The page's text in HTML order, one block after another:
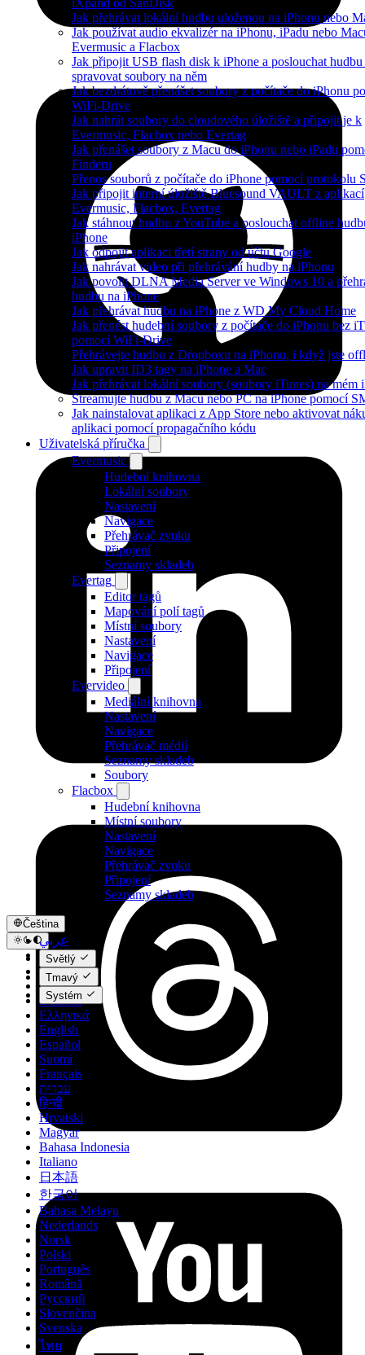
iXpand od SanDisk
Jak přehrávat lokální hudbu uloženou na iPhonu nebo
Jak používat audio ekvalizér na iPhonu, iPadu nebo
Evermusic a Flacbox
Jak připojit USB flash disk k iPhone a poslouchat hudbu
spravovat soubory na něm
Jak bezdrátově přenášet soubory z počítače do iPhonu
WiFi-Drive
Jak nahrát soubory do cloudového úložiště a připojit je k
Evermusic, Flacbox nebo Evertag
Jak přenášet soubory z Macu do iPhonu nebo iPadu
Finderu
Přenos souborů z počítače do iPhone pomocí protokolu
Jak připojit interní úložiště Bluesound VAULT z aplikací
Evermusic, Flacbox, Evertag
Jak stáhnout hudbu z YouTube a poslouchat offline
iPhone
Jak odpojit aplikaci třetí strany od účtu Google
Jak nahrávat video při přehrávání hudby na iPhonu
Jak povolit DLNA Media Server ve Windows 10 a
hudbu na iPhone
Jak přehrávat hudbu na iPhone z WD My Cloud Home
Jak přenést hudební soubory z počítače do iPhonu bez
pomocí WiFi-Drive
Přehrávejte hudbu z Dropboxu na iPhonu, i když jste
Jak upravit ID3 tagy na iPhone a Mac
Jak přehrávat lokální soubory (soubory iTunes) na mém
Streamujte hudbu z Macu nebo PC na iPhone pomocí
Jak nainstalovat aplikaci z App Store nebo aktivovat
aplikaci pomocí propagačního kódu
Uživatelská příručka
Evermusic
Hudební knihovna
Lokální soubory
Nastavení
Navigace
Přehrávač zvuku
Připojení
Seznamy skladeb
Evertag
Editor tagů
Mapování polí tagů
Místní soubory
Nastavení
Navigace
Připojení
Evervideo
Mediální knihovna
Nastavení
Navigace
Přehrávač médií
Seznamy skladeb
Soubory
Flacbox
Hudební knihovna
Místní soubory
Nastavení
Navigace
Přehrávač zvuku
Připojení
Seznamy skladeb
Čeština
عربي
Català
Čeština
Dansk
Deutsch
Ελληνικά
English
Español
Suomi
Français
עברית
हिन्दी
Hrvatski
Magyar
Bahasa Indonesia
Italiano
日本語
한국어
Bahasa Melayu
Nederlands
Norsk
Polski
Português
Română
Русский
Slovenčina
Svenska
ไทย
Světlý
Tmavý
Systém